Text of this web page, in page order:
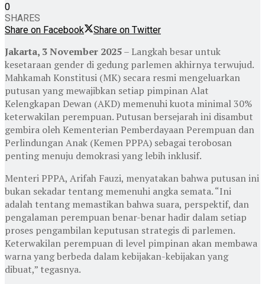
0
SHARES
Share on Facebook
Share on Twitter
Jakarta, 3 November 2025– Langkah besar untuk
kesetaraan gender di gedung parlemen akhirnya terwujud.
Mahkamah Konstitusi (MK) secara resmi mengeluarkan
putusan yang mewajibkan setiap pimpinan Alat
Kelengkapan Dewan (AKD) memenuhi kuota minimal 30%
keterwakilan perempuan. Putusan bersejarah ini disambut
gembira oleh Kementerian Pemberdayaan Perempuan dan
Perlindungan Anak (Kemen PPPA) sebagai terobosan
penting menuju demokrasi yang lebih inklusif.
Menteri PPPA, Arifah Fauzi, menyatakan bahwa putusan ini
bukan sekadar tentang memenuhi angka semata. “Ini
adalah tentang memastikan bahwa suara, perspektif, dan
pengalaman perempuan benar-benar hadir dalam setiap
proses pengambilan keputusan strategis di parlemen.
Keterwakilan perempuan di level pimpinan akan membawa
warna yang berbeda dalam kebijakan-kebijakan yang
dibuat,” tegasnya.